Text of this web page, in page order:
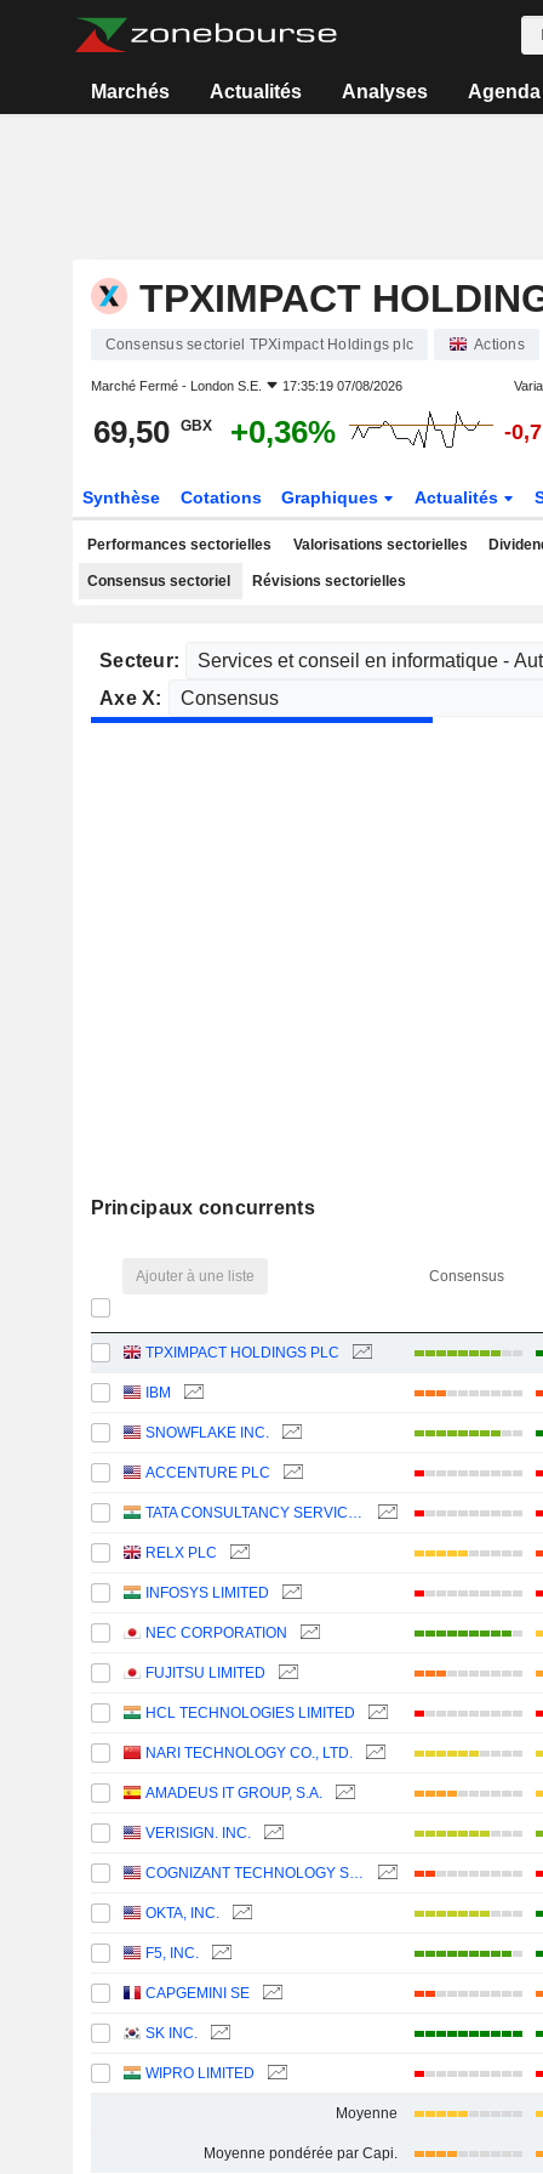
Marchés Actualités Analyses Agenda
TPXIMPACT
Consensus sectoriel TPXimpact Holdings plc Actions
Marché Fermé - London S.E. 17:35:19 07/08/2026
69,50 GBX +0,36% -
Synthèse Cotations Graphiques Actualités
Performances sectorielles Valorisations sectorielles
Consensus sectoriel Révisions sectorielles
Secteur:
Axe X:
Principaux concurrents
Ajouter à une liste Consensus
TPXIMPACT HOLDINGS PLC
IBM
SNOWFLAKE INC.
ACCENTURE PLC
TATA CONSULTANCY SERVICES LTD.
RELX PLC
INFOSYS LIMITED
NEC CORPORATION
FUJITSU LIMITED
HCL TECHNOLOGIES LIMITED
NARI TECHNOLOGY CO., LTD.
AMADEUS IT GROUP, S.A.
VERISIGN. INC.
COGNIZANT TECHNOLOGY SOLUTIONS CORPORATION
OKTA, INC.
F5, INC.
CAPGEMINI SE
SK INC.
WIPRO LIMITED
Moyenne
Moyenne pondérée par Capi.